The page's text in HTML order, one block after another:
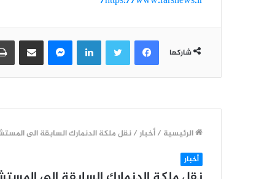
شاركها
فيسبوكتويتر لينكدإنماسنجر مشاركة عبر البريد